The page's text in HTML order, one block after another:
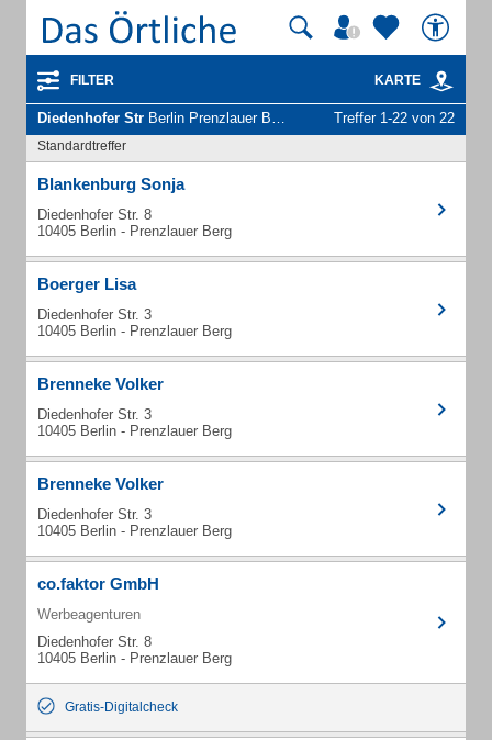
FILTER KARTE
Diedenhofer Str Berlin Prenzlauer Berg - Unternehmen und Personen Treffer 1-22 von 22
Standardtreffer
Blankenburg Sonja
Diedenhofer Str. 8
10405 Berlin - Prenzlauer Berg
Boerger Lisa
Diedenhofer Str. 3
10405 Berlin - Prenzlauer Berg
Brenneke Volker
Diedenhofer Str. 3
10405 Berlin - Prenzlauer Berg
Brenneke Volker
Diedenhofer Str. 3
10405 Berlin - Prenzlauer Berg
co.faktor GmbH
Werbeagenturen
Diedenhofer Str. 8
10405 Berlin - Prenzlauer Berg
Gratis-Digitalcheck